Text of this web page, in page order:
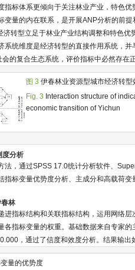
指标体系更倾向于关注林业产业，特色
变量的内在联系，是开展ANP分析的前
济转型立足于林业产业结构调整和特色
统维度是经济转型的直接作用系统，并
的复合生态系统，评价指标中必然存在
图 3 伊春林业资源型城市经济转
Fig. 3 Interaction structure of
economic transition of Yichun
度分析
法，通过SPSS 17.0统计分析软件、
指标变量优势度分析、主成分和高载荷
林
进指标结构和关联指标结构，运用网络
各指标变量的权重。基础数据来自专家
，通过了信度和效度分析。结果输出
量的优势度